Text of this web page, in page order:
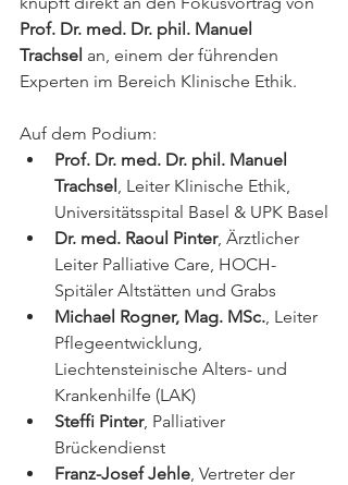
Prof. Dr. med. Dr. phil. Manuel
Trachsel an, einem der führenden
Experten im Bereich Klinische Ethik.
Auf dem Podium:
Prof. Dr. med. Dr. phil. Manuel
Trachsel, Leiter Klinische Ethik,
Universitätsspital Basel & UPK Basel
Dr. med. Raoul Pinter, Ärztlicher
Leiter Palliative Care, HOCH-
Spitäler Altstätten und Grabs
Michael Rogner, Mag. MSc., Leiter
Pflegeentwicklung,
Liechtensteinische Alters- und
Krankenhilfe (LAK)
Steffi Pinter, Palliativer
Brückendienst
Franz-Josef Jehle, Vertreter der